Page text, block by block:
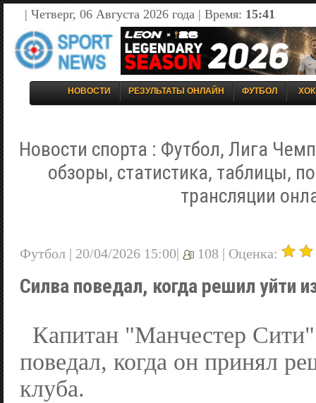
| Четверг, 06 Августа 2026 года | Время: 15:41
НОВОСТИ РЕЗУЛЬТАТЫ ОНЛАЙН ФУТБОЛ
Новости спорта : Футбол, Лига
обзоры, статистика, таблицы,
трансляции
Футбол | 20/04/2026 15:00| 108 | Оценка:
Силва поведал, когда решил уйти
Капитан "Манчестер
поведал, когда он принял
клуба.